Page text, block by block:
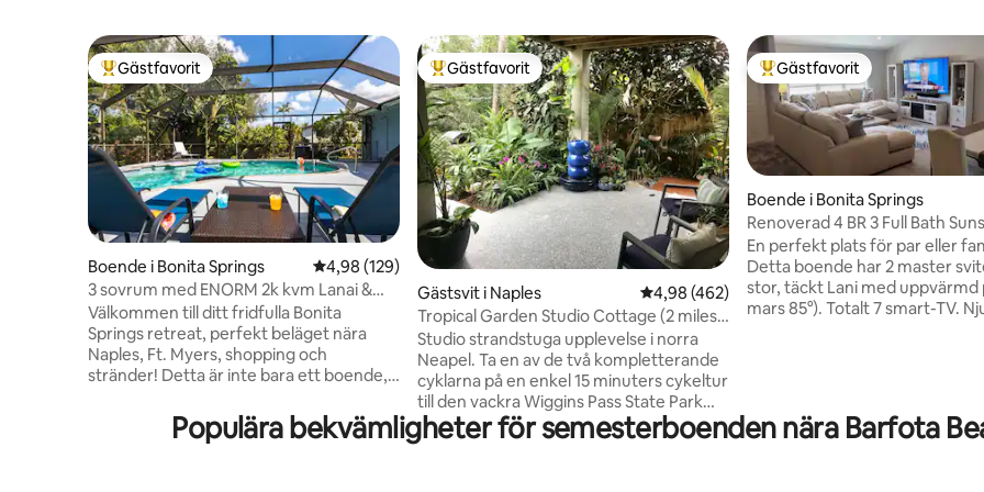
Populär gästfavorit
Gästfavorit
Boende i Bonita Springs 4,98 av 5 i genomsnittligt betyg, 129 omdömen
4,98 (129)
3 sovrum med ENORM 2k kvm Lanai &
säsongsvis uppvärmd pool
Välkommen till ditt fridfulla Bonita
Springs retreat, perfekt beläget nära
Naples, Ft. Myers, shopping och
stränder! Detta är inte bara ett boende,
det som sådant. Du kommer att uppleva
"exceptionellt" i samma stund du
Populär gästfavorit
Gästfavorit
Gästsvit i Naples 4,98 av 5 i genomsnittligt betyg, 462
4,98 (462)
Tropical Garden Studio Cottage (2 miles
till stranden)
Studio strandstuga upplevelse i norra
Neapel. Ta en av de två kompletterande
cyklarna på en enkel 15 minuters cykeltur
till den vackra Wiggins Pass State Park
eller Vanderbilt beach. Bara 3 miles från
de populära Mercado-butikerna,
Populär gästfavorit
Gästfavorit
Boende i Bonita Springs
Renoverad 4 BR 3 Full Bath
Getaway
En perfekt plats för par eller
Detta boende har 2 master
stor, täckt Lani med uppvärmd
mars 85°). Totalt 7 smart-TV.
som tillhandahålls samt andra
strandtillbehör. Huset ligger på
Populära bekvämligheter för semesterboenden nära Barfota